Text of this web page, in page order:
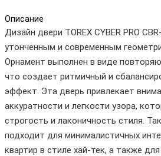
Описание
Дизайн двери TOREX CYBER PRO
утонченным и современным
Орнамент выполнен в виде
что создает ритмичный и
эффект. Эта дверь привлекает
аккуратности и легкости узора,
строгость и лаконичность стиля.
подходит для минималистичных
квартир в стиле хай-тек, а также